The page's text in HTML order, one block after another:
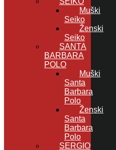
Muški
Seiko
Ženski
Seiko
SANTA
BARBARA
POLO
Muški
Santa
Barbara
Polo
Ženski
Santa
Barbara
Polo
SERGIO